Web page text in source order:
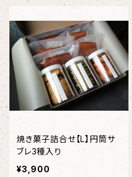
焼き菓子詰合せ【L】円筒サ
ブレ3種入り
¥3,900